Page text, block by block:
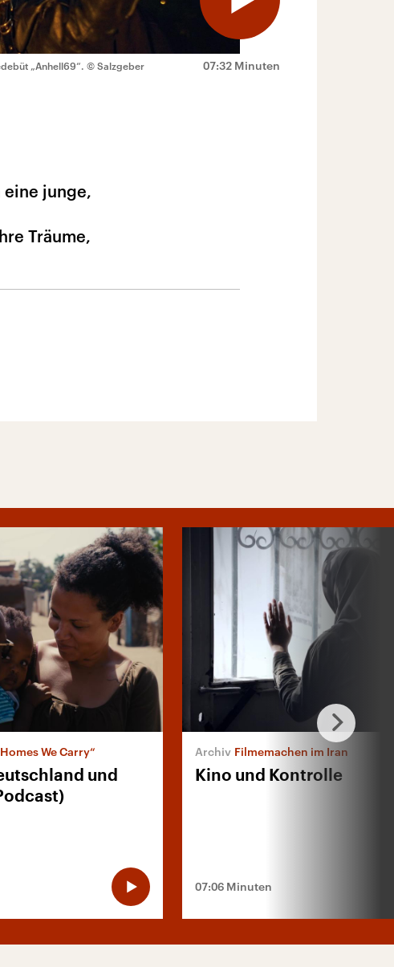
07:32 Minuten
„Anhell69“. © Salzgeber
eine junge,
Träume,
We Carry“
und
Filmemachen im Iran
Kino und Kontrolle
07:06 Minuten